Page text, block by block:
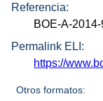
Referencia:
BOE-A-
Permalink ELI:
https://
Otros formatos: